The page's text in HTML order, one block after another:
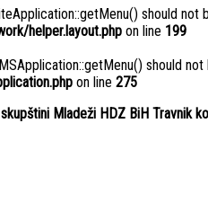
should
helper.layout.php on line 199
should
on line 275
Mladeži HDZ BiH Travnik